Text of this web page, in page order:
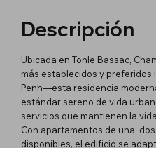
Descripción
Ubicada en Tonle Bassac,
más establecidos y preferidos
Penh—esta residencia
estándar sereno de vida
servicios que mantienen la
Con apartamentos de una,
disponibles, el edificio se